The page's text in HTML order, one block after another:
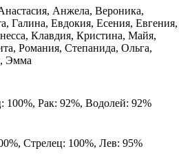
Анжела, Вероника,
Галина, Евдокия, Есения, Евгения,
Клавдия, Кристина, Майя,
Романия, Степанида, Ольга,
Эмма
100%, Рак: 92%, Водолей: 92%
Стрелец: 100%, Лев: 95%